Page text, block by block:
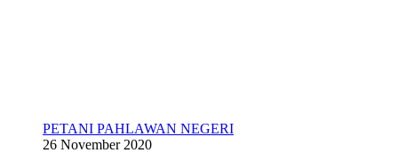
PETANI PAHLAWAN NEGERI
26 November 2020